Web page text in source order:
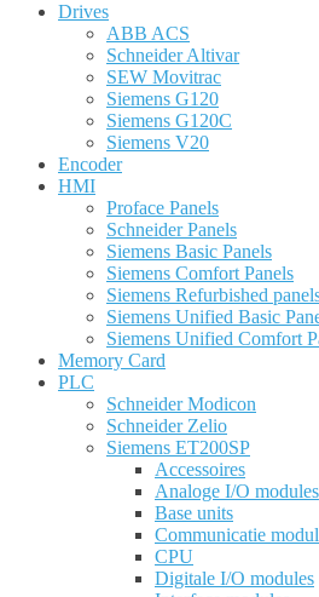
Drives
ABB ACS
Schneider Altivar
SEW Movitrac
Siemens G120
Siemens G120C
Siemens V20
Encoder
HMI
Proface Panels
Schneider Panels
Siemens Basic Panels
Siemens Comfort Panels
Siemens Refurbished
Siemens Unified Basic
Siemens Unified Comfort
Memory Card
PLC
Schneider Modicon
Schneider Zelio
Siemens ET200SP
Accessoires
Analoge I/O modules
Base units
Communicatie
CPU
Digitale I/O modules